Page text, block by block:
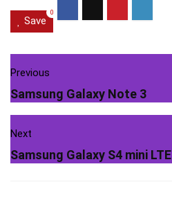
Save
0
Previous
Samsung Galaxy Note 3
Next
Samsung Galaxy S4 mini LTE